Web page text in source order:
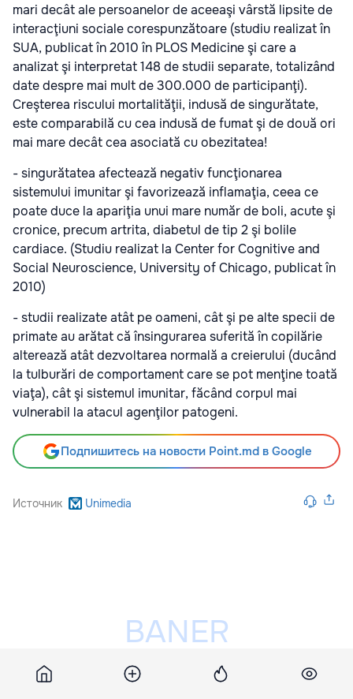
mari decât ale persoanelor de aceeaşi vârstă lipsite de
interacţiuni sociale corespunzătoare (studiu realizat în
SUA, publicat în 2010 în PLOS Medicine şi care a
analizat şi interpretat 148 de studii separate, totalizând
date despre mai mult de 300.000 de participanţi).
Creşterea riscului mortalităţii, indusă de singurătate,
este comparabilă cu cea indusă de fumat şi de două ori
mai mare decât cea asociată cu obezitatea!
- singurătatea afectează negativ funcţionarea
sistemului imunitar şi favorizează inflamaţia, ceea ce
poate duce la apariţia unui mare număr de boli, acute şi
cronice, precum artrita, diabetul de tip 2 şi bolile
cardiace. (Studiu realizat la Center for Cognitive and
Social Neuroscience, University of Chicago, publicat în
2010)
- studii realizate atât pe oameni, cât şi pe alte specii de
primate au arătat că însingurarea suferită în copilărie
alterează atât dezvoltarea normală a creierului (ducând
la tulburări de comportament care se pot menţine toată
viaţa), cât şi sistemul imunitar, făcând corpul mai
vulnerabil la atacul agenţilor patogeni.
Подпишитесь на новости Point.md в Google
Источник Unimedia